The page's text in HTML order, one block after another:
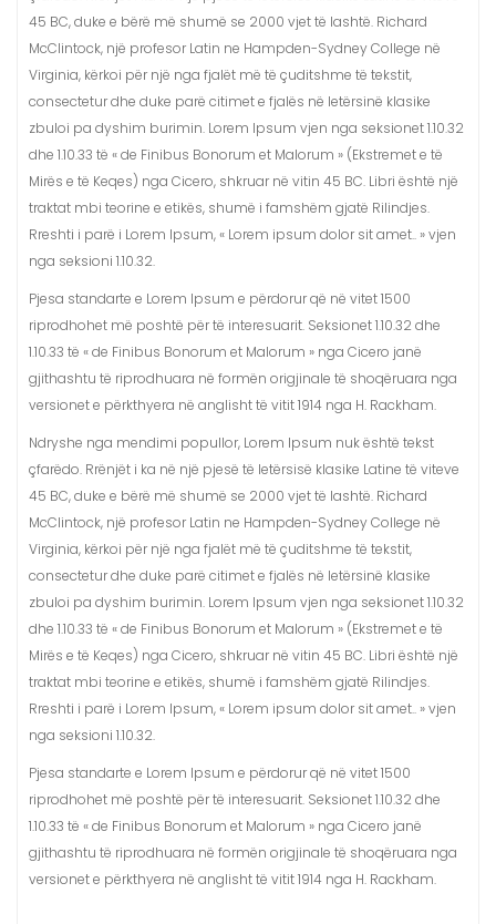
45 BC, duke e bërë më shumë se 2000 vjet të lashtë. Richard
McClintock, një profesor Latin ne Hampden-Sydney College në
Virginia, kërkoi për një nga fjalët më të çuditshme të tekstit,
consectetur dhe duke parë citimet e fjalës në letërsinë klasike
zbuloi pa dyshim burimin. Lorem Ipsum vjen nga seksionet 1.10.32
dhe 1.10.33 të « de Finibus Bonorum et Malorum » (Ekstremet e të
Mirës e të Keqes) nga Cicero, shkruar në vitin 45 BC. Libri është një
traktat mbi teorine e etikës, shumë i famshëm gjatë Rilindjes.
Rreshti i parë i Lorem Ipsum, « Lorem ipsum dolor sit amet.. » vjen
nga seksioni 1.10.32.
Pjesa standarte e Lorem Ipsum e përdorur që në vitet 1500
riprodhohet më poshtë për të interesuarit. Seksionet 1.10.32 dhe
1.10.33 të « de Finibus Bonorum et Malorum » nga Cicero janë
gjithashtu të riprodhuara në formën origjinale të shoqëruara nga
versionet e përkthyera në anglisht të vitit 1914 nga H. Rackham.
Ndryshe nga mendimi popullor, Lorem Ipsum nuk është tekst
çfarëdo. Rrënjët i ka në një pjesë të letërsisë klasike Latine të viteve
45 BC, duke e bërë më shumë se 2000 vjet të lashtë. Richard
McClintock, një profesor Latin ne Hampden-Sydney College në
Virginia, kërkoi për një nga fjalët më të çuditshme të tekstit,
consectetur dhe duke parë citimet e fjalës në letërsinë klasike
zbuloi pa dyshim burimin. Lorem Ipsum vjen nga seksionet 1.10.32
dhe 1.10.33 të « de Finibus Bonorum et Malorum » (Ekstremet e të
Mirës e të Keqes) nga Cicero, shkruar në vitin 45 BC. Libri është një
traktat mbi teorine e etikës, shumë i famshëm gjatë Rilindjes.
Rreshti i parë i Lorem Ipsum, « Lorem ipsum dolor sit amet.. » vjen
nga seksioni 1.10.32.
Pjesa standarte e Lorem Ipsum e përdorur që në vitet 1500
riprodhohet më poshtë për të interesuarit. Seksionet 1.10.32 dhe
1.10.33 të « de Finibus Bonorum et Malorum » nga Cicero janë
gjithashtu të riprodhuara në formën origjinale të shoqëruara nga
versionet e përkthyera në anglisht të vitit 1914 nga H. Rackham.